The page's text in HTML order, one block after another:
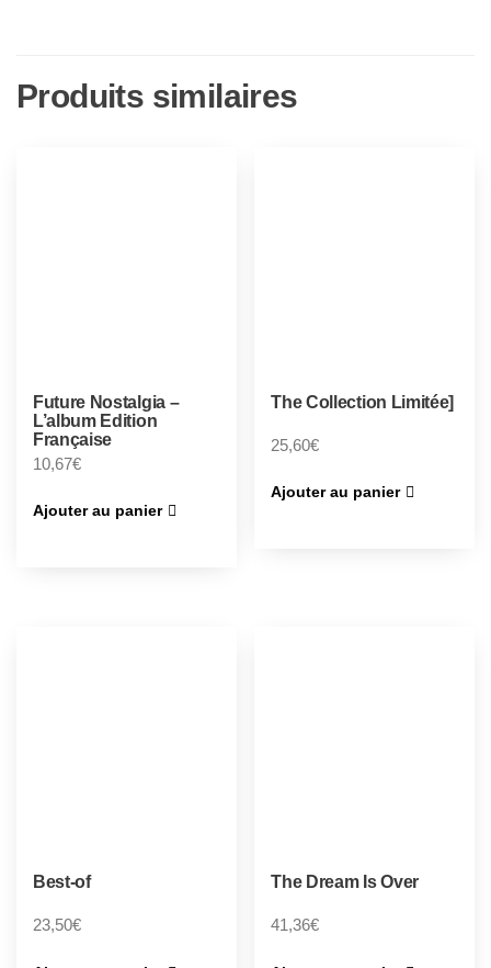
Produits similaires
Future Nostalgia –
L’album Edition
Française
10,67€
Ajouter au panier
The Collection Limitée]
25,60€
Ajouter au panier
Best-of
23,50€
The Dream Is Over
41,36€